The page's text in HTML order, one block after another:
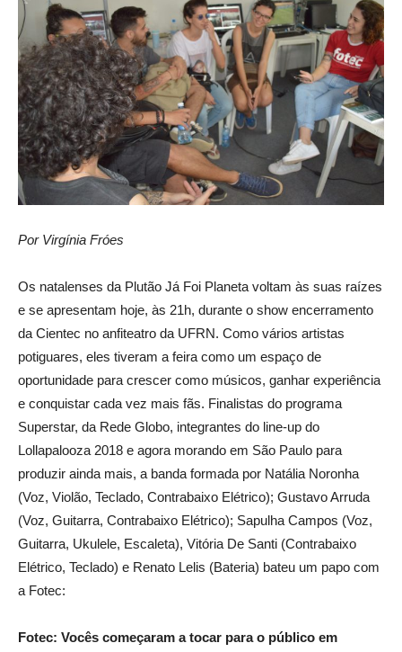
Por Virgínia Fróes
Os natalenses da Plutão Já Foi Planeta voltam às suas raízes
e se apresentam hoje, às 21h, durante o show encerramento
da Cientec no anfiteatro da UFRN. Como vários artistas
potiguares, eles tiveram a feira como um espaço de
oportunidade para crescer como músicos, ganhar experiência
e conquistar cada vez mais fãs. Finalistas do programa
Superstar, da Rede Globo, integrantes do line-up do
Lollapalooza 2018 e agora morando em São Paulo para
produzir ainda mais, a banda formada por Natália Noronha
(Voz, Violão, Teclado, Contrabaixo Elétrico); Gustavo Arruda
(Voz, Guitarra, Contrabaixo Elétrico); Sapulha Campos (Voz,
Guitarra, Ukulele, Escaleta), Vitória De Santi (Contrabaixo
Elétrico, Teclado) e Renato Lelis (Bateria) bateu um papo com
a Fotec:
Fotec: Vocês começaram a tocar para o público em